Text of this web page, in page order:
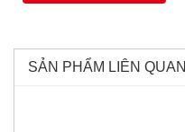
SẢN PHẨM LIÊN QUAN